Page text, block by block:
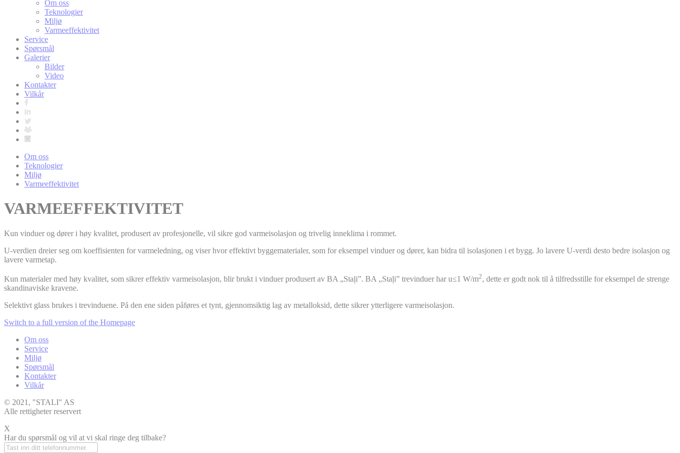
Om oss
Teknologier
Miljø
Varmeeffektivitet
Service
Spørsmål
Galerier
Bilder
Video
Kontakter
Vilkår
Om oss
Teknologier
Miljø
Varmeeffektivitet
VARMEEFFEKTIVITET
Kun vinduer og dører i høy kvalitet, produsert av profesjonelle, vil sikre god varmeisolasjon og trivelig inneklima i rommet.
U-verdien dreier seg om koeffisienten for varmeledning, og viser hvor effektivt byggematerialer, som for eksempel vinduer og dører, kan bidra til isolasjonen i et bygg. Jo lavere U-verdi desto bedre isolasjon og
lavere varmetap.
Kun materialer med høy kvalitet, som sikrer effektiv varmeisolasjon, blir brukt i vinduer produsert av BA „Staļi”. BA „Staļi” trevinduer har u≤1 W/m2, dette er godt nok til å tilfredsstille for eksempel de strenge
skandinaviske kravene.
Selektivt glass brukes i trevinduene. På den ene siden påføres et tynt, gjennomsiktig lag av metalloksid, dette sikrer ytterligere varmeisolasjon.
Switch to a full version of the Homepage
Om oss
Service
Miljø
Spørsmål
Kontakter
Vilkår
© 2021, "STALI" AS
Alle rettigheter reservert
X
Har du spørsmål og vil at vi skal ringe deg tilbake?